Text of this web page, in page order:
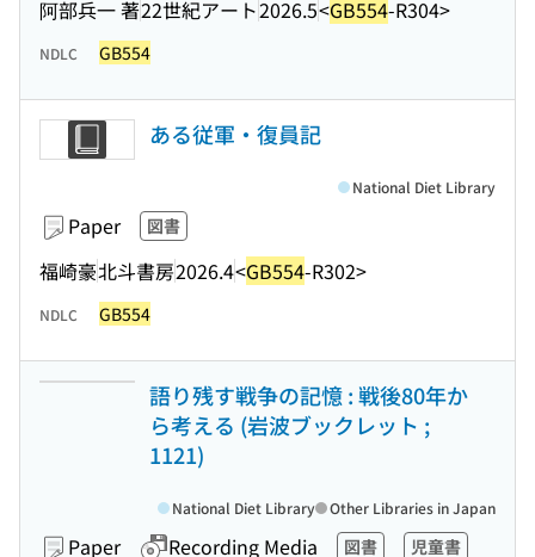
阿部兵一 著22世紀アート2026.5<GB554-R304>
NDLC GB554
ある従軍・復員記
Paper 図書
福崎豪北斗書房2026.4<GB554-R302>
National Diet Library
NDLC GB554
語り残す戦争の記憶 : 戦後80年か
ら考える (岩波ブックレット ;
1121)
Paper Recording Media 図書 児童書
National Diet Library Other Libraries in Japan